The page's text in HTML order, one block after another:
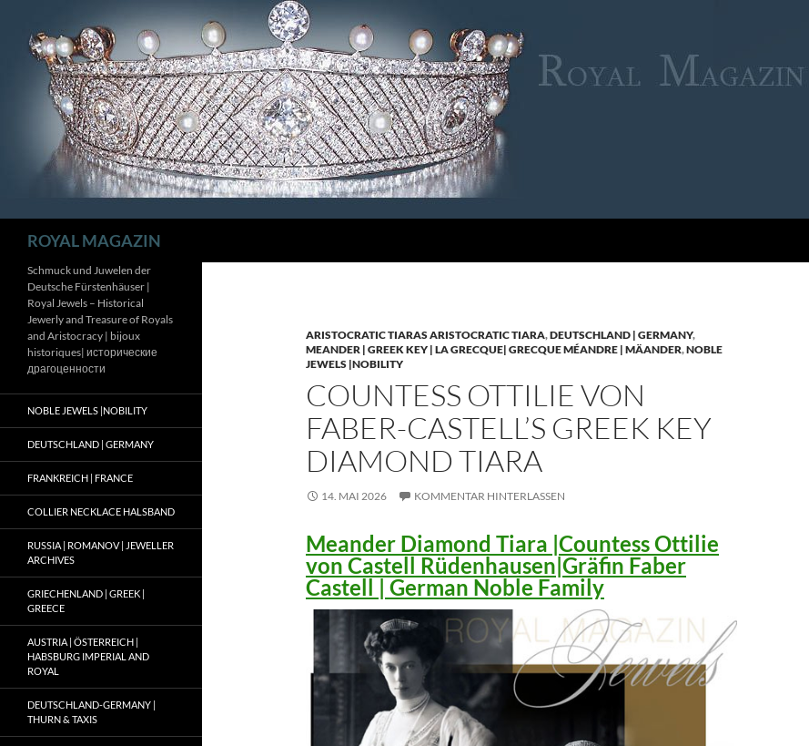
Inhalt
springen
ROYAL MAGAZIN
ARISTOCRATIC TIARAS ARISTOCRATIC TIARA,DEUTSCHLAND | GERMANY,
MEANDER | GREEK KEY | LA GRECQUE| GRECQUE MÉANDRE | MÄANDER,NOBLE
JEWELS |NOBILITY
COUNTESS OTTILIE VON
FABER-CASTELL’S GREEK KEY
DIAMOND TIARA
14. MAI 2026 KOMMENTAR HINTERLASSEN
Meander Diamond Tiara |Countess Ottilie
von Castell Rüdenhausen|Gräfin Faber
Castell | German Noble Family
Schmuck und Juwelen der
Deutsche Fürstenhäuser |
Royal Jewels – Historical
Jewerly and Treasure of Royals
and Aristocracy | bijoux
historiques| исторические
драгоценности
NOBLE JEWELS |NOBILITY
DEUTSCHLAND | GERMANY
FRANKREICH | FRANCE
COLLIER NECKLACE HALSBAND
RUSSIA | ROMANOV | JEWELLER
ARCHIVES
GRIECHENLAND | GREEK |
GREECE
AUSTRIA | ÖSTERREICH |
HABSBURG IMPERIAL AND
ROYAL
DEUTSCHLAND-GERMANY |
THURN & TAXIS